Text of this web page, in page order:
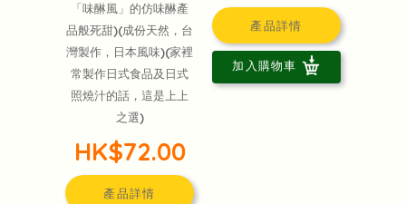
「味醂風」的仿味醂產
品般死甜)(成份天然，台
灣製作，日本風味)(家裡
常製作日式食品及日式
照燒汁的話，這是上上
之選)
HK$72.00
產品詳情
產品詳情
加入購物車